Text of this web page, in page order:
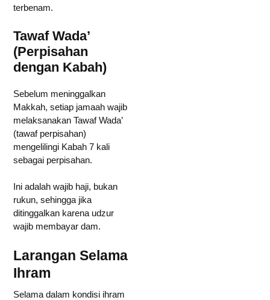
terbenam.
Tawaf Wada’
(Perpisahan
dengan Kabah)
Sebelum meninggalkan
Makkah, setiap jamaah wajib
melaksanakan Tawaf Wada’
(tawaf perpisahan)
mengelilingi Kabah 7 kali
sebagai perpisahan.
Ini adalah wajib haji, bukan
rukun, sehingga jika
ditinggalkan karena udzur
wajib membayar dam.
Larangan Selama
Ihram
Selama dalam kondisi ihram